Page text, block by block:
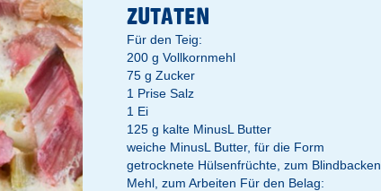
ZUTATEN
Für den Teig:
200 g Vollkornmehl
75 g Zucker
1 Prise Salz
1 Ei
125 g kalte MinusL Butter
weiche MinusL Butter, für die Form
getrocknete Hülsenfrüchte, zum Blindbacken
Mehl, zum Arbeiten Für den Belag: